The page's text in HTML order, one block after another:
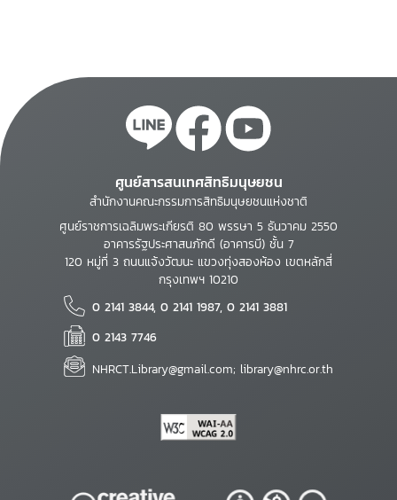
ศูนย์สารสนเทศสิทธิมนุษยชน
สำนักงานคณะกรรมการสิทธิมนุษยชนแห่งชาติ
ศูนย์ราชการเฉลิมพระเกียรติ 80 พรรษา 5 ธันวาคม 2550
อาคารรัฐประศาสนภักดี (อาคารบี) ชั้น 7
120 หมู่ที่ 3 ถนนแจ้งวัฒนะ แขวงทุ่งสองห้อง เขตหลักสี่
กรุงเทพฯ 10210
0 2141 3844, 0 2141 1987, 0 2141 3881
0 2143 7746
NHRCT.Library@gmail.com; library@nhrc.or.th